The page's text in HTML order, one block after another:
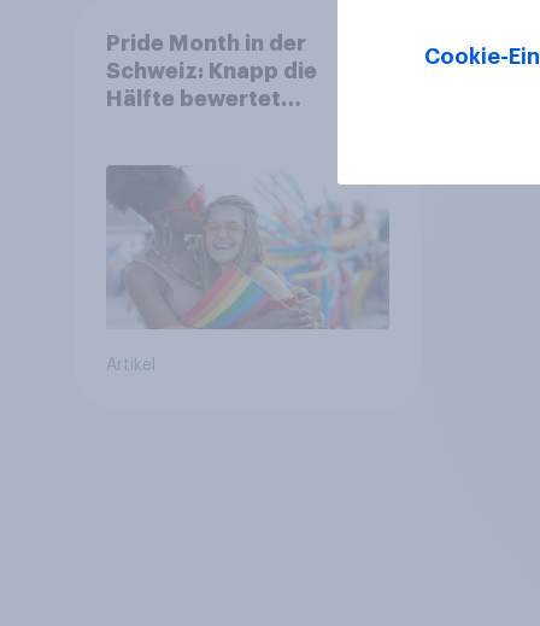
Pride Month in der
Schweiz: Knapp die
Hälfte bewertet
bleibt umstritten
Artikel
Cookie-